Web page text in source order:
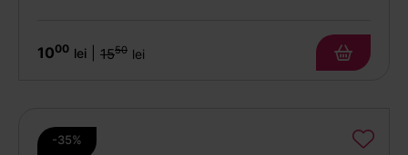
1000 lei 1550 lei
-35%